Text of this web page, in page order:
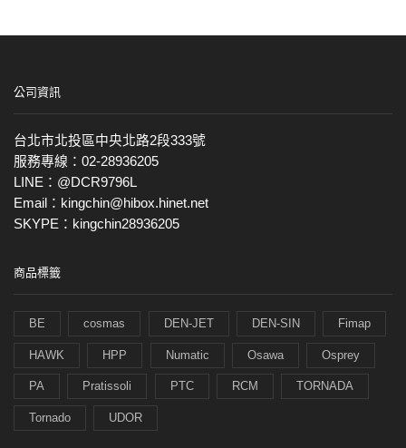
公司資訊
台北市北投區中央北路2段333號
服務專線：02-28936205
LINE：@DCR9796L
Email：kingchin@hibox.hinet.net
SKYPE：kingchin28936205
商品標籤
BE cosmas DEN-JET DEN-SIN Fimap
HAWK HPP Numatic Osawa Osprey
PA Pratissoli PTC RCM TORNADA
Tornado UDOR